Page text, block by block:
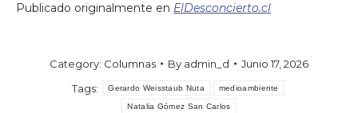
Publicado originalmente en ElDesconcierto.cl
Category: Columnas By admin_d
Junio 17, 2026
Tags:
Gerardo Weisstaub Nuta medioambiente
Natalia Gómez San Carlos